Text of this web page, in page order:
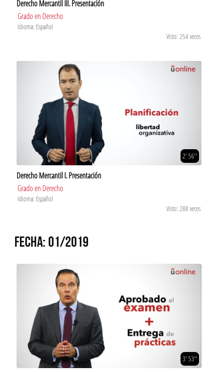
Derecho Mercantil III. Presentación
Grado en Derecho
Idioma: Español
Visto: 254 veces
2' 56''
Derecho Mercantil I. Presentación
Grado en Derecho
Idioma: Español
Visto: 288 veces
FECHA: 01/2019
3' 53''